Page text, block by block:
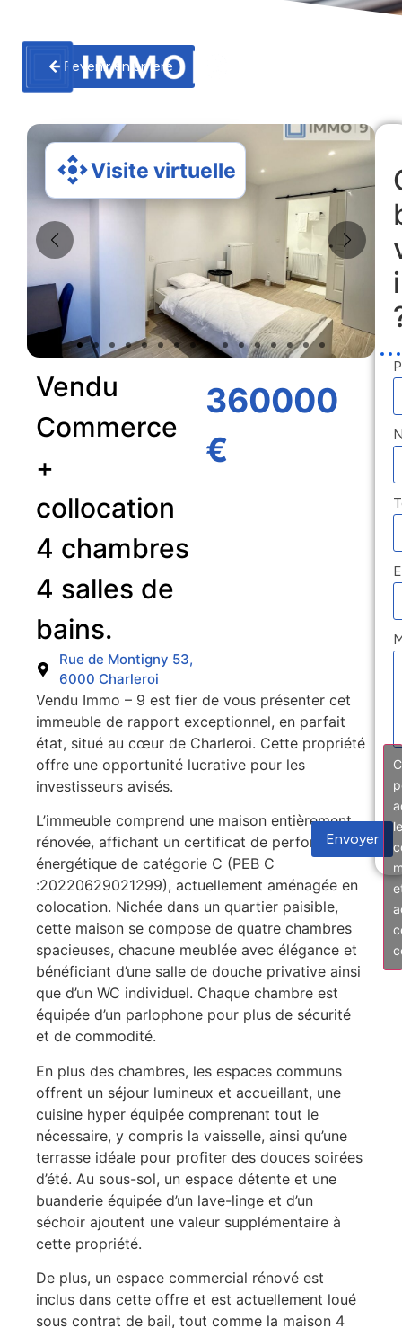
Revenir en arriere
Visite virtuelle
Vendu
Commerce
+
collocation
4 chambres
4 salles de
bains.
Rue de Montigny 53,
6000 Charleroi
360000
€
Vendu Immo – 9 est fier de vous présenter cet
immeuble de rapport exceptionnel, en parfait
état, situé au cœur de Charleroi. Cette propriété
offre une opportunité lucrative pour les
investisseurs avisés.
L’immeuble comprend une maison entièrement
rénovée, affichant un certificat de performance
énergétique de catégorie C (PEB C
:20220629021299), actuellement aménagée en
colocation. Nichée dans un quartier paisible,
cette maison se compose de quatre chambres
spacieuses, chacune meublée avec élégance et
bénéficiant d’une salle de douche privative ainsi
que d’un WC individuel. Chaque chambre est
équipée d’un parlophone pour plus de sécurité
et de commodité.
En plus des chambres, les espaces communs
offrent un séjour lumineux et accueillant, une
cuisine hyper équipée comprenant tout le
nécessaire, y compris la vaisselle, ainsi qu’une
terrasse idéale pour profiter des douces soirées
d’été. Au sous-sol, un espace détente et une
buanderie équipée d’un lave-linge et d’un
séchoir ajoutent une valeur supplémentaire à
cette propriété.
De plus, un espace commercial rénové est
inclus dans cette offre et est actuellement loué
sous contrat de bail, tout comme la maison 4
Envoyer